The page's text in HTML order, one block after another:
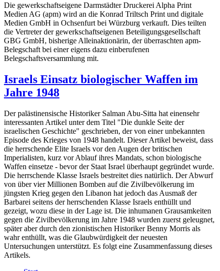
Die gewerkschaftseigene Darmstädter Druckerei Alpha Print
Medien AG (apm) wird an die Konrad Triltsch Print und digitale
Medien GmbH in Ochsenfurt bei Würzburg verkauft. Dies teilten
die Vertreter der gewerkschaftseigenen Beteiligungsgesellschaft
GBG GmbH, bisherige Alleinaktionärin, der überraschten apm-
Belegschaft bei einer eigens dazu einberufenen
Belegschaftsversammlung mit.
Israels Einsatz biologischer Waffen im
Jahre 1948
Der palästinensische Historiker Salman Abu-Sitta hat einensehr
interessanten Artikel unter dem Titel "Die dunkle Seite der
israelischen Geschichte" geschrieben, der von einer unbekannten
Episode des Krieges von 1948 handelt. Dieser Artikel beweist, dass
die herrschende Elite Israels vor den Augen der britischen
Imperialisten, kurz vor Ablauf ihres Mandats, schon biologische
Waffen einsetze - bevor der Staat Israel überhaupt gegründet wurde.
Die herrschende Klasse Israels bestreitet dies natürlich. Der Abwurf
von über vier Millionen Bomben auf die Zivilbevölkerung im
jüngsten Krieg gegen den Libanon hat jedoch das Ausmaß der
Barbarei seitens der herrschenden Klasse Israels enthüllt und
gezeigt, wozu diese in der Lage ist. Die inhumanen Grausamkeiten
gegen die Zivilbevölkerung im Jahre 1948 wurden zuerst geleugnet,
später aber durch den zionistischen Historiker Benny Morris als
wahr enthüllt, was die Glaubwürdigkeit der neuesten
Untersuchungen unterstützt. Es folgt eine Zusammenfassung dieses
Artikels.